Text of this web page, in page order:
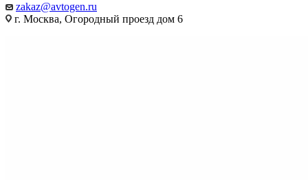
zakaz@avtogen.ru
г. Москва, Огородный проезд дом 6